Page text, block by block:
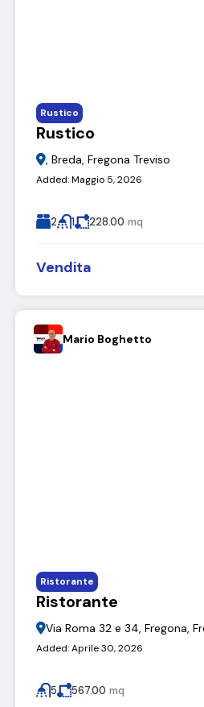
Rustico
, Breda, Fregona Treviso
Added:Maggio 5, 2026
Rustico
2 1 228.00 mq
Vendita
Mario Boghetto
Ristorante
Via Roma 32 e 34, Fregona,
Added:Aprile 30, 2026
Ristorante
5 567.00 mq